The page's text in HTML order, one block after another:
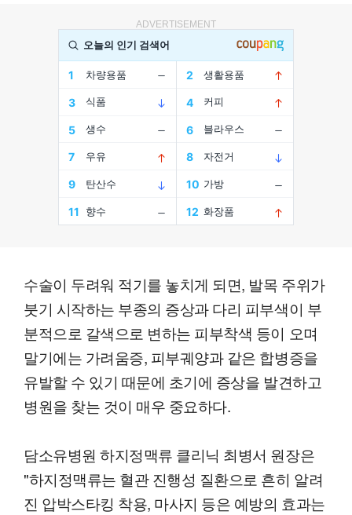
ADVERTISEMENT
수술이 두려워 적기를 놓치게 되면, 발목 주위가
붓기 시작하는 부종의 증상과 다리 피부색이 부
분적으로 갈색으로 변하는 피부착색 등이 오며
말기에는 가려움증, 피부궤양과 같은 합병증을
유발할 수 있기 때문에 초기에 증상을 발견하고
병원을 찾는 것이 매우 중요하다.
담소유병원 하지정맥류 클리닉 최병서 원장은
"하지정맥류는 혈관 진행성 질환으로 흔히 알려
진 압박스타킹 착용, 마사지 등은 예방의 효과는